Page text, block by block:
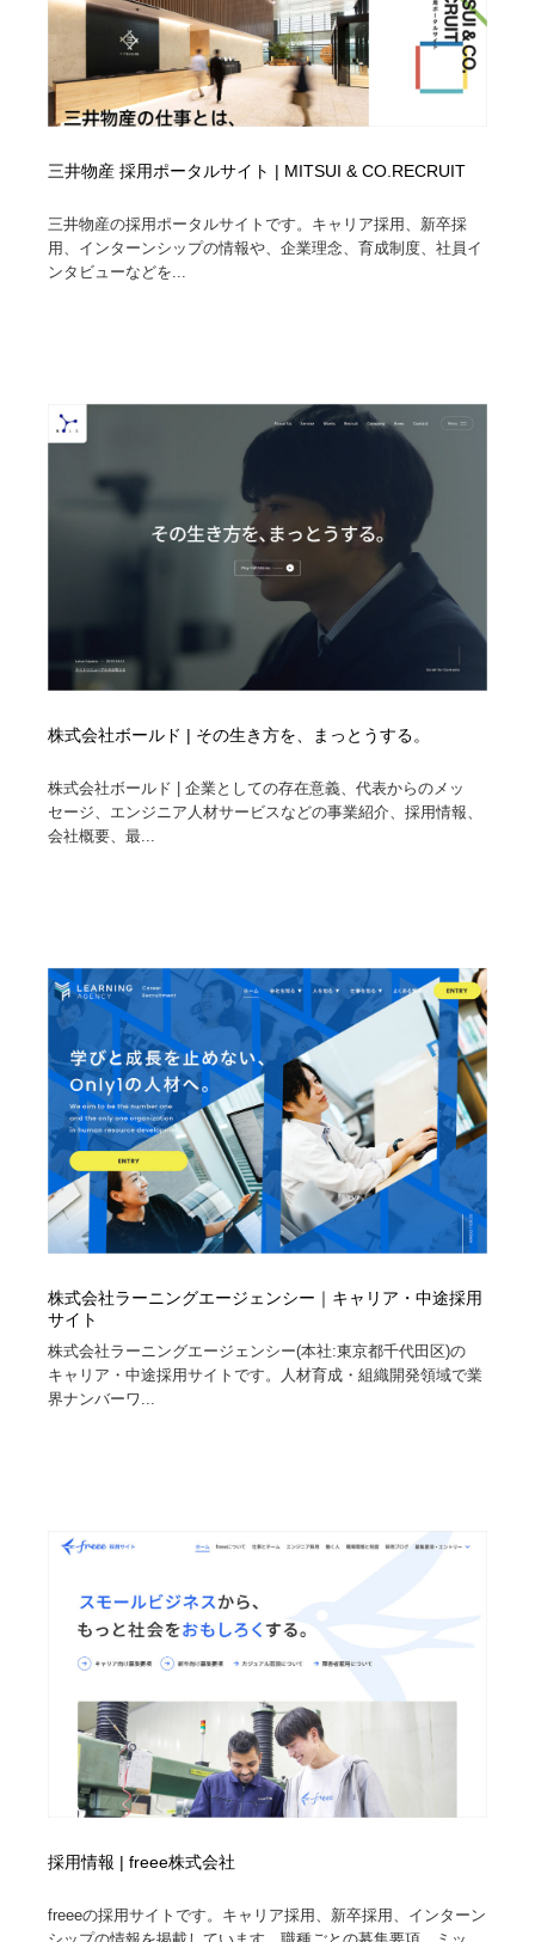
三井物産 採用ポータルサイト | MITSUI & CO.RECRUIT
三井物産の採用ポータルサイトです。キャリア採用、新卒採
用、インターンシップの情報や、企業理念、育成制度、社員イ
ンタビューなどを...
株式会社ボールド | その生き方を、まっとうする。
株式会社ボールド | 企業としての存在意義、代表からのメッ
セージ、エンジニア人材サービスなどの事業紹介、採用情報、
会社概要、最...
株式会社ラーニングエージェンシー｜キャリア・中途採用
サイト
株式会社ラーニングエージェンシー(本社:東京都千代田区)の
キャリア・中途採用サイトです。人材育成・組織開発領域で業
界ナンバーワ...
採用情報 | freee株式会社
freeeの採用サイトです。キャリア採用、新卒採用、インターン